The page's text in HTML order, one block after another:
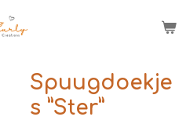
Spuugdoekje
s ”Ster”